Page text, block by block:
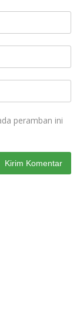
peramban ini